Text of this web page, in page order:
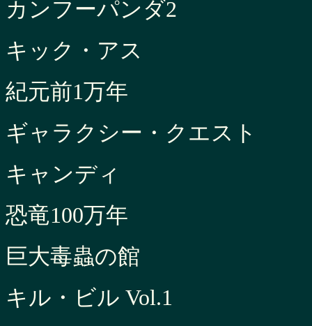
カンフーパンダ2
キック・アス
紀元前1万年
ギャラクシー・クエスト
キャンディ
恐竜100万年
巨大毒蟲の館
キル・ビル Vol.1